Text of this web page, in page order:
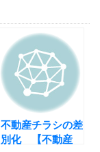
不動産チラシの差
別化 【不動産